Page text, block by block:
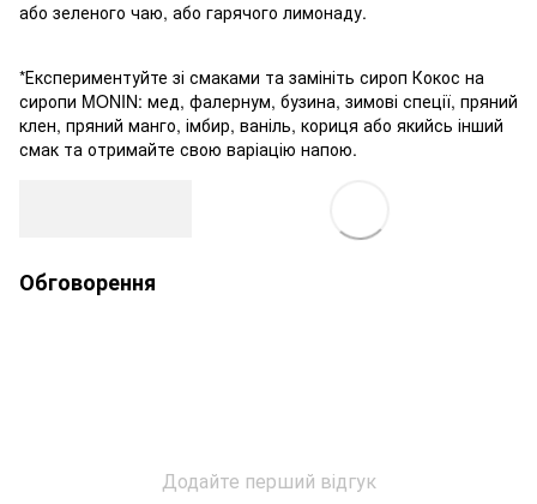
або зеленого чаю, або гарячого лимонаду.
*Експериментуйте зі смаками та замініть сироп Кокос на
сиропи MONIN: мед, фалернум, бузина, зимові спеції, пряний
клен, пряний манго, імбир, ваніль, кориця або якийсь інший
смак та отримайте свою варіацію напою.
Обговорення
Додайте перший відгук